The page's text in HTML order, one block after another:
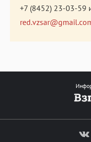
+7 (8452) 23-03-59